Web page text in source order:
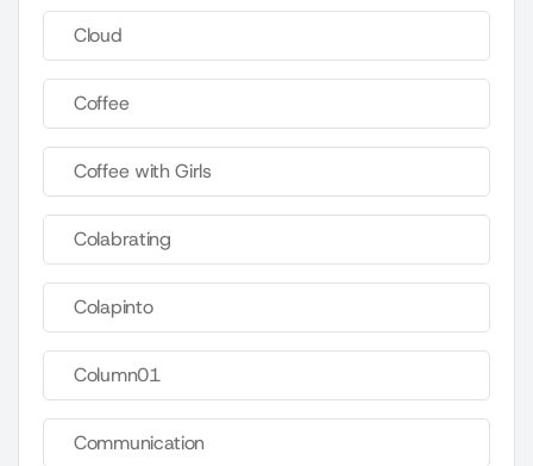
Cloud
Coffee
Coffee with Girls
Colabrating
Colapinto
Column01
Communication